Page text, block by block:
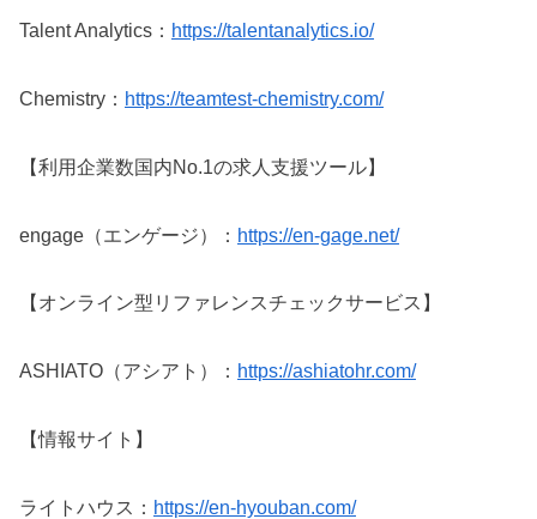
Talent Analytics： https://talentanalytics.io/
Chemistry： https://teamtest-chemistry.com/
【利用企業数国内No.1の求人支援ツール】
engage（エンゲージ）： https://en-gage.net/
【オンライン型リファレンスチェックサービス】
ASHIATO（アシアト）： https://ashiatohr.com/
【情報サイト】
ライトハウス： https://en-hyouban.com/